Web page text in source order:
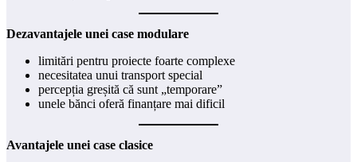
Dezavantajele unei case modulare
limitări pentru proiecte foarte complexe
necesitatea unui transport special
percepția greșită că sunt „temporare”
unele bănci oferă finanțare mai dificil
Avantajele unei case clasice